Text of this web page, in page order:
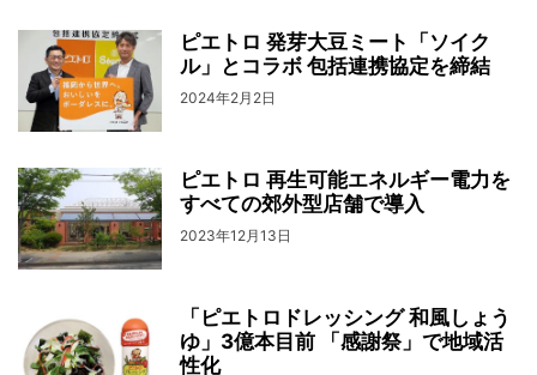
ピエトロ 発芽大豆ミート「ソイク
ル」とコラボ 包括連携協定を締結
2024年2月2日
ピエトロ 再生可能エネルギー電力を
すべての郊外型店舗で導入
2023年12月13日
「ピエトロドレッシング 和風しょう
ゆ」3億本目前 「感謝祭」で地域活
性化